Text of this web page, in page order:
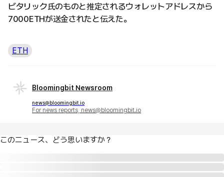
ビタリック氏のものと推定されるウォレットアドレスから
7000ETHが送金されたと伝えた。
ETH
Bloomingbit Newsroom
news@bloomingbit.io
For news reports, news@bloomingbit.io
このニュース、どう思いますか？